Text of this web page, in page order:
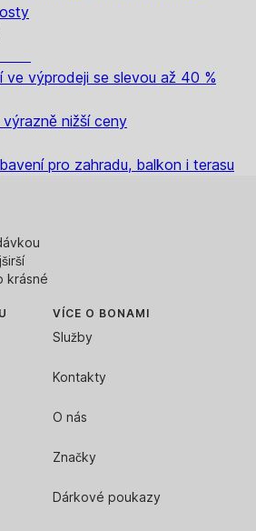
výprodeji se slevou až 40 %
nižší ceny
pro zahradu, balkon i terasu
krásné
VÍCE O BONAMI
Služby
Kontakty
O nás
Značky
Dárkové poukazy